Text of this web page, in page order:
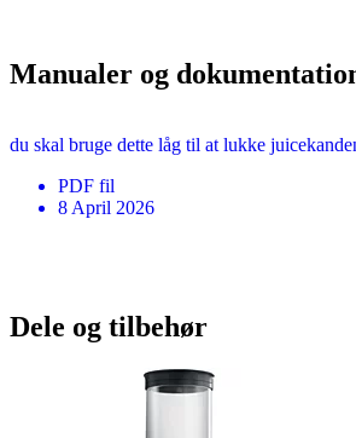
Manualer og
du skal bruge dette låg til at lukke
PDF fil
8 April 2026
Dele og tilbehør